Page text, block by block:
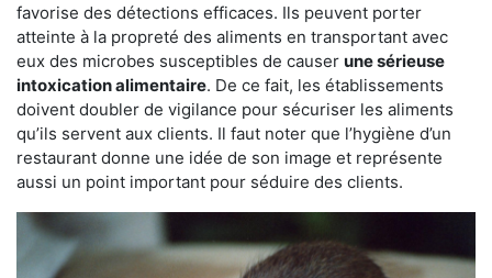
favorise des détections efficaces. Ils peuvent porter
atteinte à la propreté des aliments en transportant avec
eux des microbes susceptibles de causer une sérieuse
intoxication alimentaire. De ce fait, les établissements
doivent doubler de vigilance pour sécuriser les aliments
qu’ils servent aux clients. Il faut noter que l’hygiène d’un
restaurant donne une idée de son image et représente
aussi un point important pour séduire des clients.